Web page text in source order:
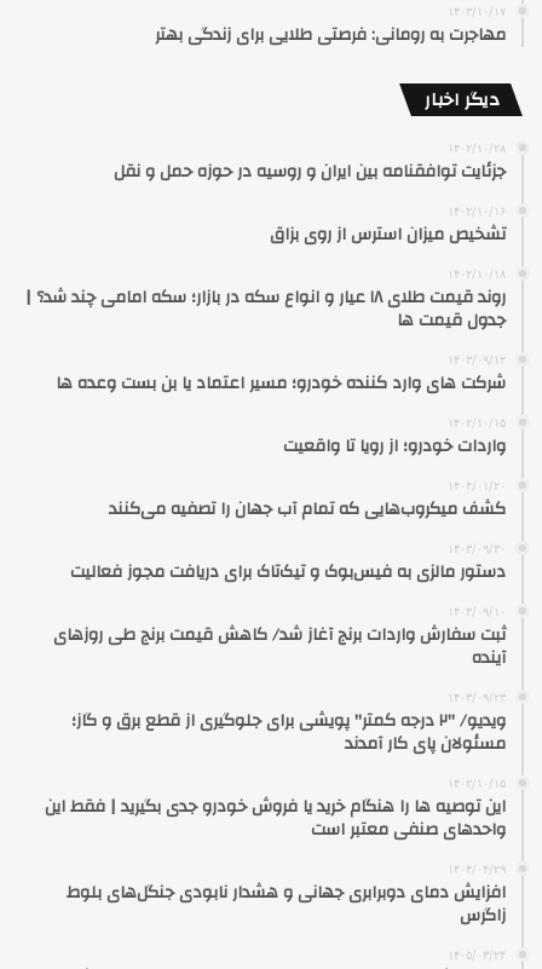
۱۴۰۳/۱۰/۱۷
مهاجرت به رومانی: فرصتی طلایی برای زندگی بهتر
دیگر اخبار
۱۴۰۲/۱۰/۲۸
جزئایت توافقنامه بین ایران و روسیه در حوزه حمل و نقل
۱۴۰۲/۱۰/۱۶
تشخیص میزان استرس از روی بزاق
۱۴۰۲/۱۰/۱۸
روند قیمت طلای ۱۸ عیار و انواع سکه در بازار؛ سکه امامی چند شد؟ |
جدول قیمت ها
۱۴۰۳/۰۹/۱۲
شرکت های وارد کننده خودرو؛ مسیر اعتماد یا بن بست وعده ها
۱۴۰۲/۱۰/۱۵
واردات خودرو؛ از رویا تا واقعیت
۱۴۰۴/۰۱/۲۰
کشف میکروب‌هایی که تمام آب جهان را تصفیه می‌کنند
۱۴۰۳/۰۹/۳۰
دستور مالزی به فیس‌بوک و تیک‌تاک برای دریافت مجوز فعالیت
۱۴۰۳/۰۹/۱۰
ثبت سفارش واردات برنج آغاز شد/ کاهش قیمت برنج طی روزهای
آینده
۱۴۰۳/۰۹/۲۳
ویدیو/ ⁧"۲ درجه کمتر"⁩ پویشی برای جلوگیری از قطع برق و گاز؛
مسئولان پای کار آمدند
۱۴۰۲/۱۰/۱۵
این توصیه ها را هنگام خرید یا فروش خودرو جدی بگیرید | فقط این
واحدهای صنفی معتبر است
۱۴۰۴/۰۴/۲۹
افزایش دمای دوبرابری جهانی و هشدار نابودی جنگل‌های بلوط
زاگرس
۱۴۰۵/۰۳/۲۴